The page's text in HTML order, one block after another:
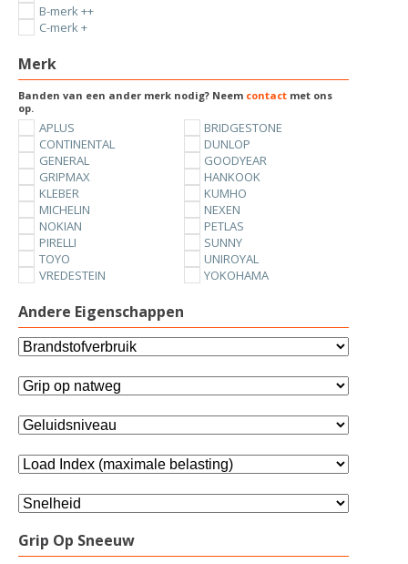
B-merk ++
C-merk +
Merk
Banden van een ander merk nodig? Neem contact met ons
op.
APLUS
BRIDGESTONE
CONTINENTAL
DUNLOP
GENERAL
GOODYEAR
GRIPMAX
HANKOOK
KLEBER
KUMHO
MICHELIN
NEXEN
NOKIAN
PETLAS
PIRELLI
SUNNY
TOYO
UNIROYAL
VREDESTEIN
YOKOHAMA
Andere Eigenschappen
Grip Op Sneeuw